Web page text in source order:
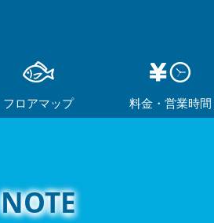
フロアマップ 料金・営業時間
NOTE